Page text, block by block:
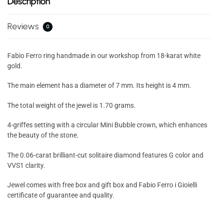
Reviews 0
Fabio Ferro ring handmade in our workshop from 18-karat white
gold.
The main element has a diameter of 7 mm. Its height is 4 mm.
The total weight of the jewel is 1.70 grams.
4-griffes setting with a circular Mini Bubble crown, which enhances
the beauty of the stone.
The 0.06-carat brilliant-cut solitaire diamond features G color and
VVS1 clarity.
Jewel comes with free box and gift box and Fabio Ferro i Gioielli
certificate of guarantee and quality.